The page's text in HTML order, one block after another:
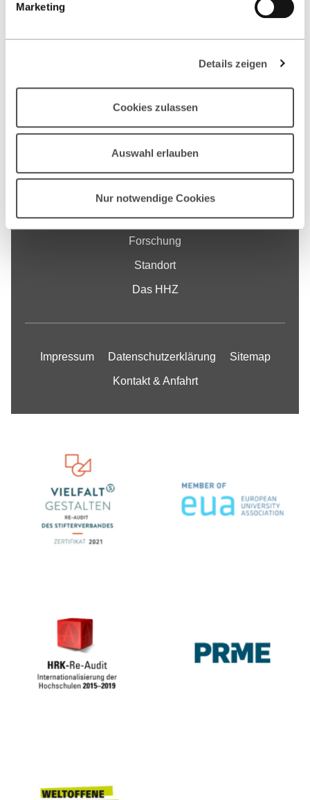
Marketing
Details zeigen
Cookies zulassen
Auswahl erlauben
Nur notwendige Cookies
Fakultät
Studium
Forschung
Standort
Das HHZ
Impressum Datenschutzerklärung Sitemap
Kontakt & Anfahrt